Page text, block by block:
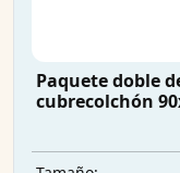
Paquete doble
cubrecolchón